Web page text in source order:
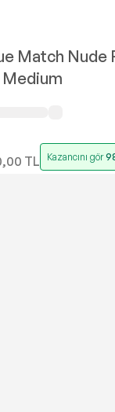
Match Nude
TL Kazancını gör